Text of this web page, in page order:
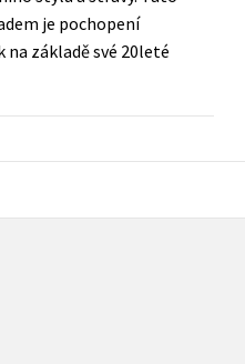
je pochopení
základě své 20leté